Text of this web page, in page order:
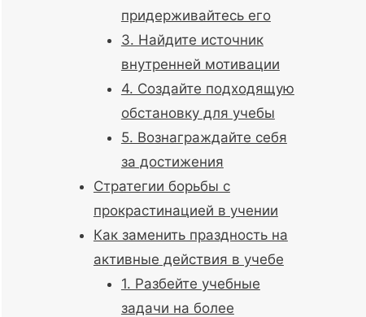
придерживайтесь его
3. Найдите источник
внутренней мотивации
4. Создайте подходящую
обстановку для учебы
5. Вознаграждайте себя
за достижения
Стратегии борьбы с
прокрастинацией в учении
Как заменить праздность на
активные действия в учебе
1. Разбейте учебные
задачи на более